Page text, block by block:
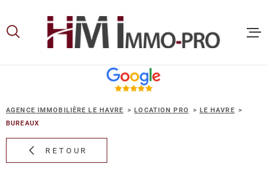
lamenu
contenu
AGENCE IMMOBILIÈRE LE HAVRE LOCATION PRO
LE HAVRE
BUREAUX
RETOUR